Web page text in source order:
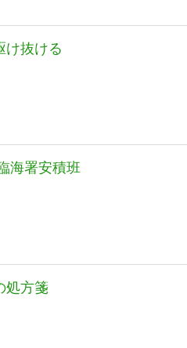
け抜ける
海署安積班
処方箋